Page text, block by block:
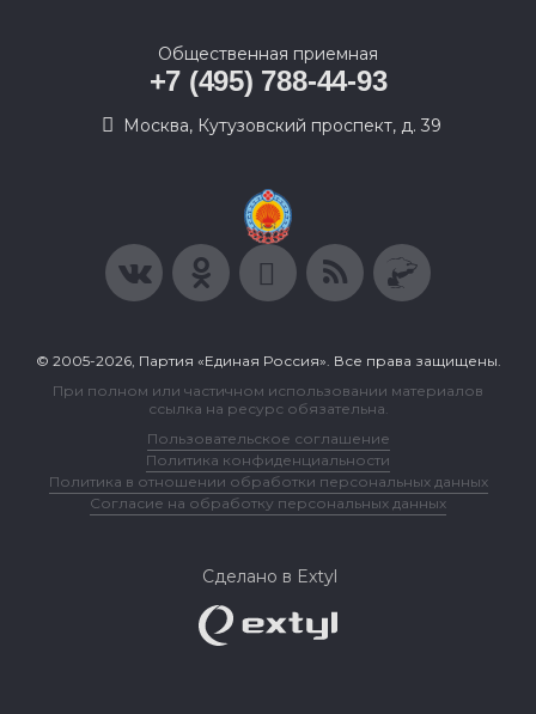
Общественная приемная
+7 (495) 788-44-93
Москва, Кутузовский проспект, д. 39
© 2005-2026, Партия «Единая Россия». Все права защищены.
При полном или частичном использовании материалов
ссылка на ресурс обязательна.
Пользовательское соглашение
Политика конфиденциальности
Политика в отношении обработки персональных данных
Согласие на обработку персональных данных
Сделано в Extyl